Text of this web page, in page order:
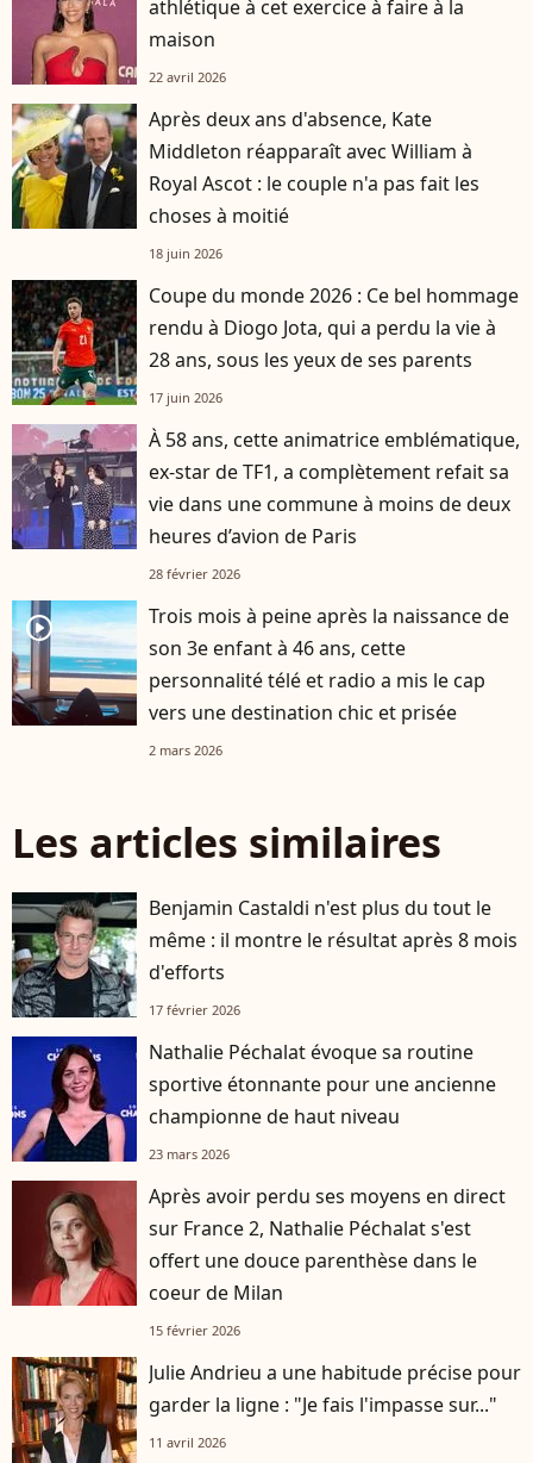
athlétique à cet exercice à faire à la
maison
22 avril 2026
Après deux ans d'absence, Kate
Middleton réapparaît avec William à
Royal Ascot : le couple n'a pas fait les
choses à moitié
18 juin 2026
Coupe du monde 2026 : Ce bel hommage
rendu à Diogo Jota, qui a perdu la vie à
28 ans, sous les yeux de ses parents
17 juin 2026
À 58 ans, cette animatrice emblématique,
ex-star de TF1, a complètement refait sa
vie dans une commune à moins de deux
heures d’avion de Paris
28 février 2026
player2
Trois mois à peine après la naissance de
son 3e enfant à 46 ans, cette
personnalité télé et radio a mis le cap
vers une destination chic et prisée
2 mars 2026
Les articles similaires
Benjamin Castaldi n'est plus du tout le
même : il montre le résultat après 8 mois
d'efforts
17 février 2026
Nathalie Péchalat évoque sa routine
sportive étonnante pour une ancienne
championne de haut niveau
23 mars 2026
Après avoir perdu ses moyens en direct
sur France 2, Nathalie Péchalat s'est
offert une douce parenthèse dans le
coeur de Milan
15 février 2026
Julie Andrieu a une habitude précise pour
garder la ligne : "Je fais l'impasse sur..."
11 avril 2026